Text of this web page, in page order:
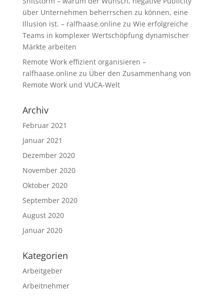
über Unternehmen beherrschen zu können, eine
Illusion ist. – ralfhaase.online zu Wie erfolgreiche
Teams in komplexer Wertschöpfung dynamischer
Märkte arbeiten
Remote Work effizient organisieren –
ralfhaase.online zu Über den Zusammenhang von
Remote Work und VUCA-Welt
Archiv
Februar 2021
Januar 2021
Dezember 2020
November 2020
Oktober 2020
September 2020
August 2020
Januar 2020
Kategorien
Arbeitgeber
Arbeitnehmer